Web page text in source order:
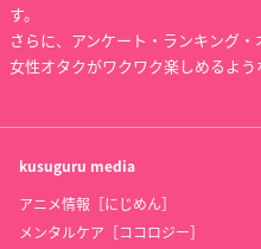
す。
さらに、アンケート・ランキング・
女性オタクがワクワク楽しめるよう
kusuguru media
アニメ情報［にじめん］
メンタルケア［ココロジー］